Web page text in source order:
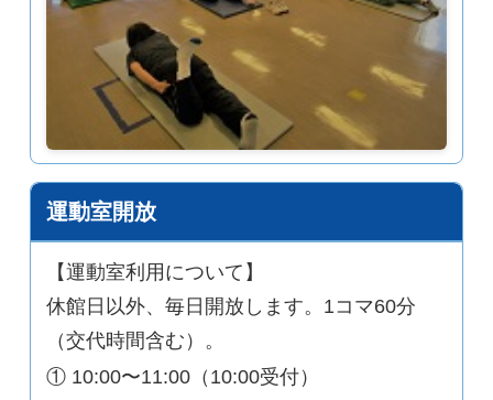
運動室開放
【運動室利用について】
休館日以外、毎日開放します。1コマ60分
（交代時間含む）。
① 10:00〜11:00（10:00受付）